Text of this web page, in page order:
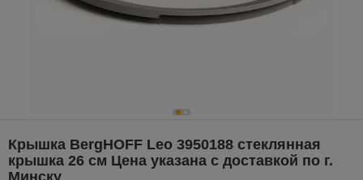
Крышка BergHOFF Leo 3950188 стеклянная
крышка 26 см Цена указана с доставкой по г.
Минску